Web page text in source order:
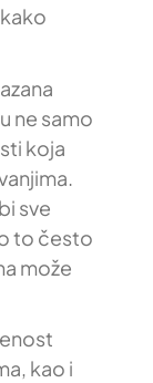
ne samo
koja
sve
to često
može
kao i